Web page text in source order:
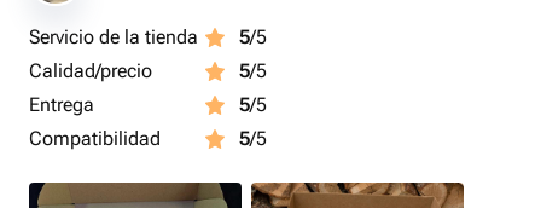
Servicio de la tienda 5/5
Calidad/precio
5/5
Entrega
5/5
Compatibilidad
5/5